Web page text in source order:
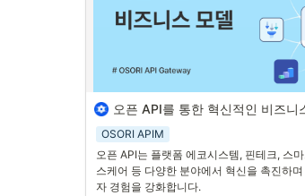
2. 입력 파라미터 검증 부족
실수: API 요청에 포함된 입력값을 검
션, 크로스 사이트 스크립팅(XSS) 등의
1. 디지털 전환과 오픈 API의 역할
디지털 전환이 가속화되면서, 오픈
의 중요한 촉매제로 작용하고 있습니다. 오
애플리케이션이 특정 서비스나 데이터에 접
인터페이스로, 이를 통해 다양한 혁신적인
오픈 API를 통한 혁신적인 비즈니
OSORI APIM
오픈 API는 플랫폼 에코시스템, 핀테크, 스
스케어 등 다양한 분야에서 혁신을 촉진하
자 경험을 강화합니다.